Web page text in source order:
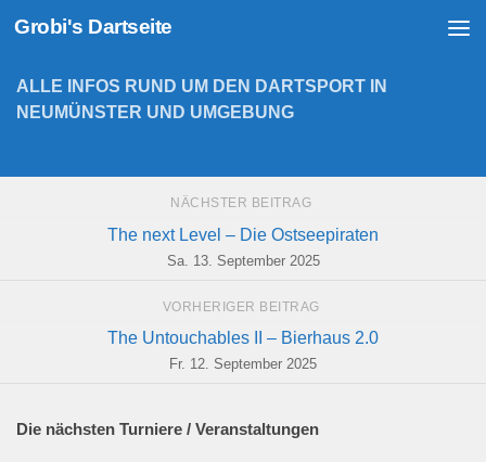
Zum Inhalt springen
Grobi's Dartseite
ALLE INFOS RUND UM DEN DARTSPORT IN
NEUMÜNSTER UND UMGEBUNG
NÄCHSTER BEITRAG
The next Level – Die Ostseepiraten
Sa. 13. September 2025
VORHERIGER BEITRAG
The Untouchables II – Bierhaus 2.0
Fr. 12. September 2025
Die nächsten Turniere / Veranstaltungen